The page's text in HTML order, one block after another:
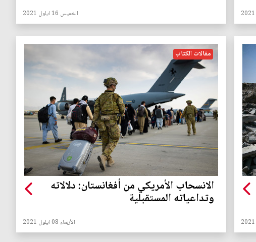
الخميس 16 ايلول 2021
مقالات الكتاب
الانسحاب الأمريكي من أفغانستان: دلالاته
وتداعياته المستقبلية
الأربعاء 08 ايلول 2021